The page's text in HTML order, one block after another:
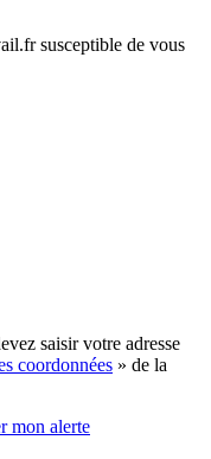
susceptible de vous
saisir votre adresse
coordonnées » de la
mon alerte